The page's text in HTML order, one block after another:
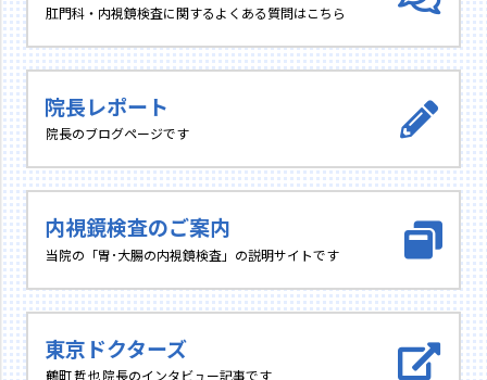
肛門科・内視鏡検査に関するよくある質問はこちら
院長レポート
院長のブログページです
内視鏡検査のご案内
当院の「胃･大腸の内視鏡検査」の説明サイトです
東京ドクターズ
鶴町 哲也 院長のインタビュー記事です